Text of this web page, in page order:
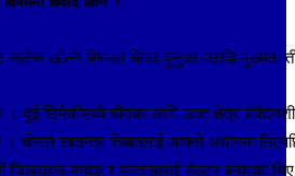
कलेज खोल्ने विषयमा विवाद हुनुका पछाडि मुख्यतः
। दुई छिमेकीमध्ये चीनका लागि उक्त क्षेत्र
चीनले स्वतन्त्र तिब्बतलाई आफ्नो अधीनमा
जिल्लाहरू मनाङ र मुस्ताङलाई सेल्टर बनाएका